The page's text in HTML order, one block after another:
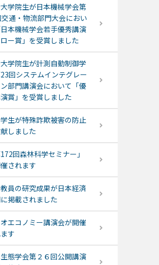
学院生が日本機械学会第
通・物流部門大会におい
本機械学会若手優秀講演
ー賞」を受賞しました
学院生が計測自動制御学
回システムインテグレー
部門講演会において「優
賞」を受賞しました
生が特殊詐欺被害の防止
しました
172回森林科学セミナー」
されます
員の研究成果が日本経済
掲載されました
エコノミー講演会が開催
す
態学会第２６回公開講演